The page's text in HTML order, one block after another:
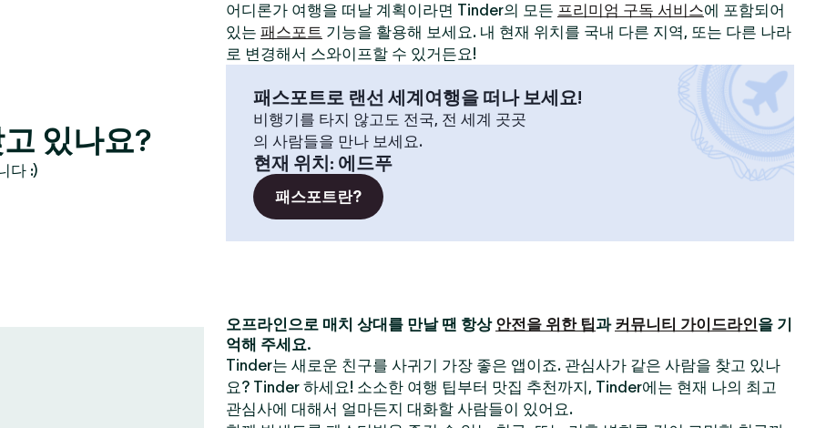
있나요?
다 :)
어디론가 여행을 떠날 계획이라면 Tinder의 모든 프리미엄 구독 서비스에 포함되어
있는 패스포트 기능을 활용해 보세요. 내 현재 위치를 국내 다른 지역, 또는 다른 나라
로 변경해서 스와이프할 수 있거든요!
패스포트로 랜선 세계여행을 떠나 보세요!
비행기를 타지 않고도 전국, 전 세계 곳곳
의 사람들을 만나 보세요.
현재 위치: 에드푸
패스포트란?
오프라인으로 매치 상대를 만날 땐 항상 안전을 위한 팁과 커뮤니티 가이드라인을 기
억해 주세요.
Tinder는 새로운 친구를 사귀기 가장 좋은 앱이죠. 관심사가 같은 사람을 찾고 있나
요? Tinder 하세요! 소소한 여행 팁부터 맛집 추천까지, Tinder에는 현재 나의 최고
관심사에 대해서 얼마든지 대화할 사람들이 있어요.